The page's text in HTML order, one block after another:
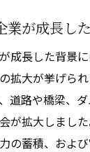
業が成長し
成長した背景
拡大が挙げら
道路や橋梁、
が拡大しまし
の蓄積、およ